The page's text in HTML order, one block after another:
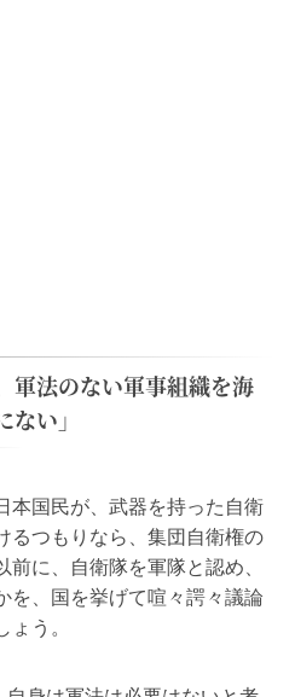
軍法のない軍事組織を海
い」
本国民が、武器を持った自衛
るつもりなら、集団自衛権の
に、自衛隊を軍隊と認め、
を、国を挙げて喧々諤々議論
ょう。